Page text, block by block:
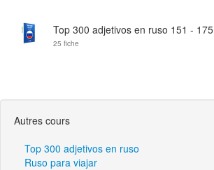
Top 300 adjetivos en ruso 151 - 175
25 fiche
Autres cours
Top 300 adjetivos en ruso
Ruso para viajar